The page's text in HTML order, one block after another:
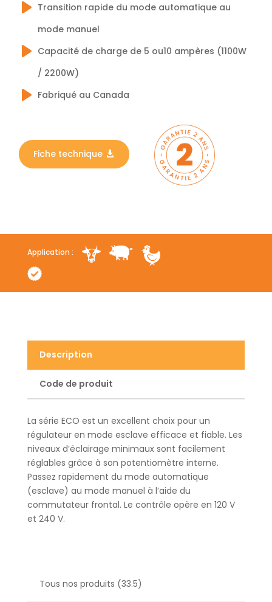
Transition rapide du mode automatique au
mode manuel
Capacité de charge de 5 ou10 ampères (1100W
/ 2200W)
Fabriqué au Canada
Fiche technique
Application :
Tous nos produits (33.5)
Description
Code de produit
La série ECO est un excellent choix pour un
régulateur en mode esclave efficace et fiable. Les
niveaux d’éclairage minimaux sont facilement
réglables grâce à son potentiomètre interne.
Passez rapidement du mode automatique
(esclave) au mode manuel à l’aide du
commutateur frontal. Le contrôle opère en 120 V
et 240 V.